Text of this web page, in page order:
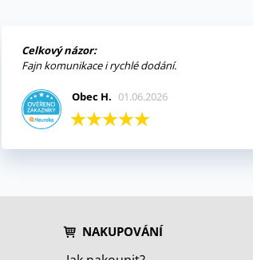
Celkový názor:
Fajn komunikace i rychlé dodání.
Obec H. 01.06.2026
NAKUPOVÁNÍ